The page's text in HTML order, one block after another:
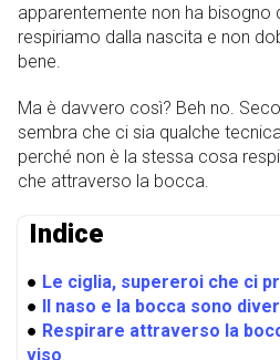
apparentemente non ha bisogno
respiriamo dalla nascita e non
bene.
Ma è davvero così? Beh no.
sembra che ci sia qualche
perché non è la stessa cosa
che attraverso la bocca.
Indice
● Le ciglia, supereroi che ci
● Il naso e la bocca sono
● Respirare attraverso la
viso